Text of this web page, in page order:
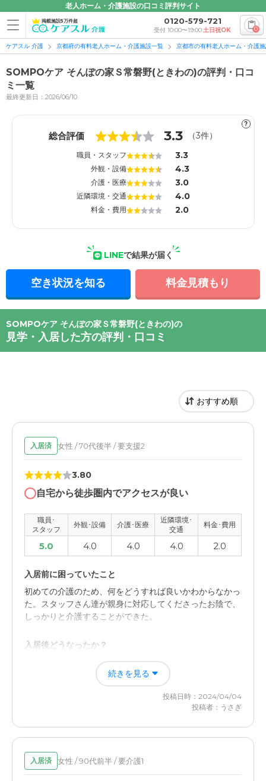
老人ホーム・介護施設の口コミ評判サイト
掲載施設5万件超 0120-579-721
受付 10:00〜19:00土日祝OK 0
ケアスル 介護 京都府の有料老人ホーム・介護施設一覧 京都市の有料老人ホーム・介護
SOMPOケア そんぽの家Ｓ常磐野(ときわの)の評判・口コ
ミ一覧
最終更新日：2026/06/10
?
総合評価 3.3 （3件）
職員・スタッフ 3.3
外観・設備 4.3
介護・医療 3.0
近隣環境・交通 4.0
料金・費用 2.0
LINEで結果が届く
空き状況を知る 料金見積もり
SOMPOケア そんぽの家Ｓ常磐野(ときわの)の
見学・入居した方の評判・口コミ
入居済 女性 / 70代後半 / 要支援2
3.80
自宅から徒歩圏内でアクセスが良い
職員･
スタッフ
外観･設備 介護･医療
近隣環境･
交通
料金･費用
5.0 4.0 4.0 4.0 2.0
入居前に困っていたこと
初めての介護のため、何をどうすれば良いかわからなかっ
た。スタッフさん達が親身に対応してくださったお陰で、
しっかりと介護することができた。
入居後どうなったか？
スタッフさん達の対応のお陰で、しっかりと介護できて感
謝しかない。施設によって対応も違うので、施設選びは大
職員・スタッフ・他入居者の雰囲気について
続きを見る
投稿日時：2024/04/04
投稿者：うさぎ
入居済 女性 / 90代前半 / 要介護1
1 1